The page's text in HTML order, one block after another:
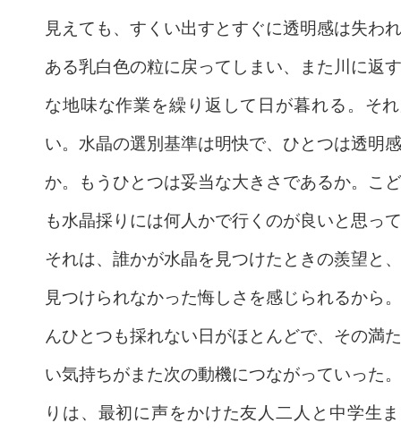
見えても、すくい出すとすぐに透明感は失わ
ある乳白色の粒に戻ってしまい、また川に返
な地味な作業を繰り返して日が暮れる。そ
い。水晶の選別基準は明快で、ひとつは透明
か。もうひとつは妥当な大きさであるか。こ
も水晶採りには何人かで行くのが良いと思っ
それは、誰かが水晶を見つけたときの羨望と
見つけられなかった悔しさを感じられるから
んひとつも採れない日がほとんどで、その満
い気持ちがまた次の動機につながっていった
りは、最初に声をかけた友人二人と中学生